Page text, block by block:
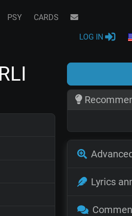
PSY CARDS
LOG IN
Lyrics